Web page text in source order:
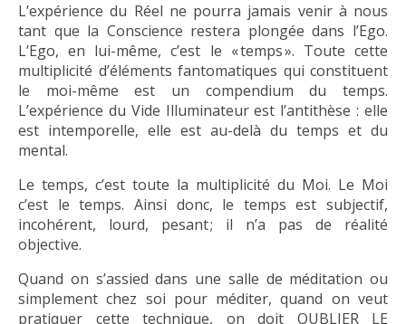
L’expérience du Réel ne pourra jamais venir à nous
tant que la Conscience restera plongée dans l’Ego.
L’Ego, en lui-même, c’est le « temps ». Toute cette
multiplicité d’éléments fantomatiques qui constituent
le moi-même est un compendium du temps.
L’expérience du Vide Illuminateur est l’antithèse : elle
est intemporelle, elle est au-delà du temps et du
mental.
Le temps, c’est toute la multiplicité du Moi. Le Moi
c’est le temps. Ainsi donc, le temps est subjectif,
incohérent, lourd, pesant ; il n’a pas de réalité
objective.
Quand on s’assied dans une salle de méditation ou
simplement chez soi pour méditer, quand on veut
pratiquer cette technique, on doit OUBLIER LE